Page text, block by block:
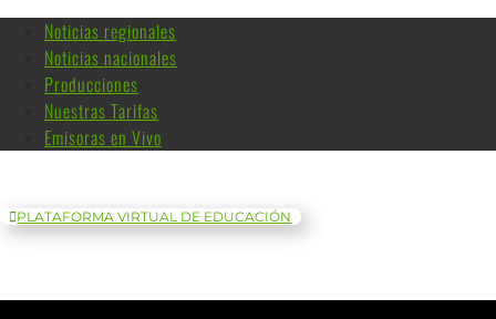
Noticias regionales
Noticias nacionales
Producciones
Nuestras Tarifas
Emisoras en Vivo
PLATAFORMA VIRTUAL DE EDUCACIÓN